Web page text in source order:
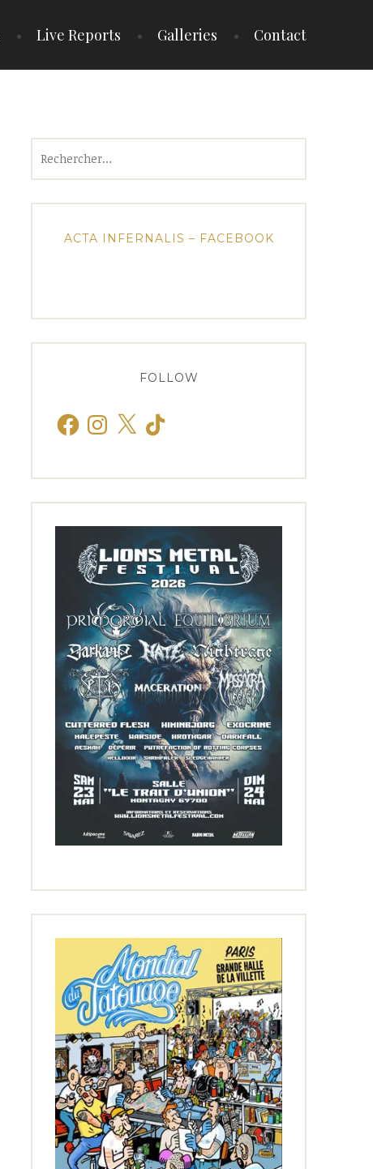
Live Reports Galleries Contact
ACTA INFERNALIS – FACEBOOK
FOLLOW
FacebookInstagram
X TikTok